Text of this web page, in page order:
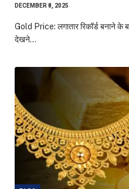
DECEMBER 8, 2025
Gold Price: लगातार रिकॉर्ड बनाने के
देखने…